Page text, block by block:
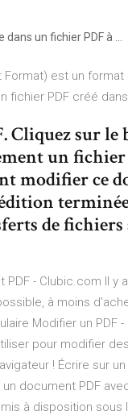
un fichier PDF à ...
est un
fichier PDF créé dans
Cliquez sur
un
modifier ce
de
- Clubic.com Il y
à moins
Modifier un PDF
pour modifier
! Écrire sur
document PDF
à disposition